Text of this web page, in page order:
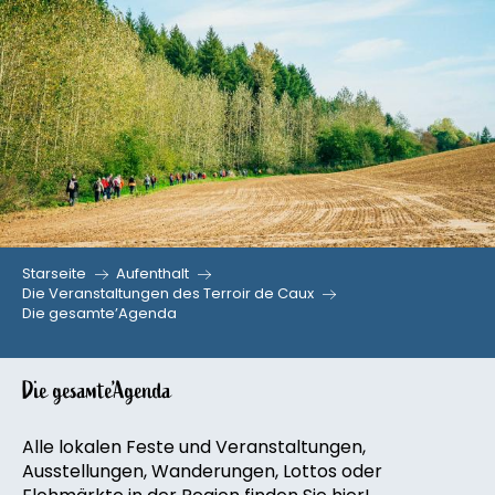
Aller
au
contenu
principal
Starseite
Aufenthalt
Die Veranstaltungen des Terroir de Caux
Die gesamte’Agenda
Die gesamte’Agenda
Alle lokalen Feste und Veranstaltungen,
Ausstellungen, Wanderungen, Lottos oder